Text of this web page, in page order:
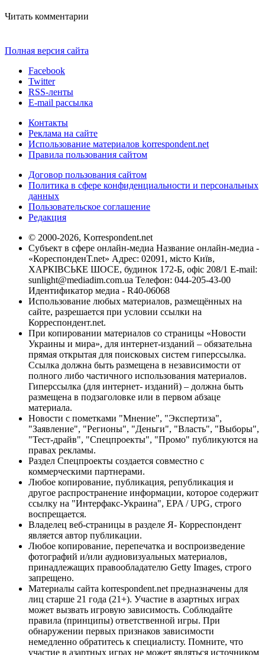
Читать комментарии
Полная версия сайта
Facebook
Twitter
RSS-ленты
E-mail рассылка
Контакты
Реклама на сайте
Использование материалов korrespondent.net
Правила пользования сайтом
Договор пользования сайтом
Политика в сфере конфиденциальности и персональных
данных
Пользовательское соглашение
Редакция
© 2000-2026, Korrespondent.net
Субъект в сфере онлайн-медиа Название онлайн-медиа -
«КореспонденТ.net» Адрес: 02091, місто Київ,
ХАРКІВСЬКЕ ШОСЕ, будинок 172-Б, офіс 208/1 E-mail:
sunlight@mediadim.com.ua Телефон: 044-205-43-00
Идентификатор медиа - R40-06068
Использование любых материалов, размещённых на
сайте, разрешается при условии ссылки на
Корреспондент.net.
При копировании материалов со страницы «Новости
Украины и мира», для интернет-изданий – обязательна
прямая открытая для поисковых систем гиперссылка.
Ссылка должна быть размещена в независимости от
полного либо частичного использования материалов.
Гиперссылка (для интернет- изданий) – должна быть
размещена в подзаголовке или в первом абзаце
материала.
Новости с пометками "Мнение", "Экспертиза",
"Заявление", "Регионы", "Деньги", "Власть", "Выборы",
"Тест-драйв", "Спецпроекты", "Промо" публикуются на
правах рекламы.
Раздел Спецпроекты создается совместно с
коммерческими партнерами.
Любое копирование, публикация, републикация и
другое распространение информации, которое содержит
ссылку на "Интерфакс-Украина", EPA / UPG, строго
воспрещается.
Владелец веб-страницы в разделе Я- Корреспондент
является автор публикации.
Любое копирование, перепечатка и воспроизведение
фотографий и/или аудиовизуальных материалов,
принадлежащих правообладателю Getty Images, строго
запрещено.
Материалы сайта korrespondent.net предназначены для
лиц старше 21 года (21+). Участие в азартных играх
может вызвать игровую зависимость. Соблюдайте
правила (принципы) ответственной игры. При
обнаружении первых признаков зависимости
немедленно обратитесь к специалисту. Помните, что
участие в азартных играх не может являться источником